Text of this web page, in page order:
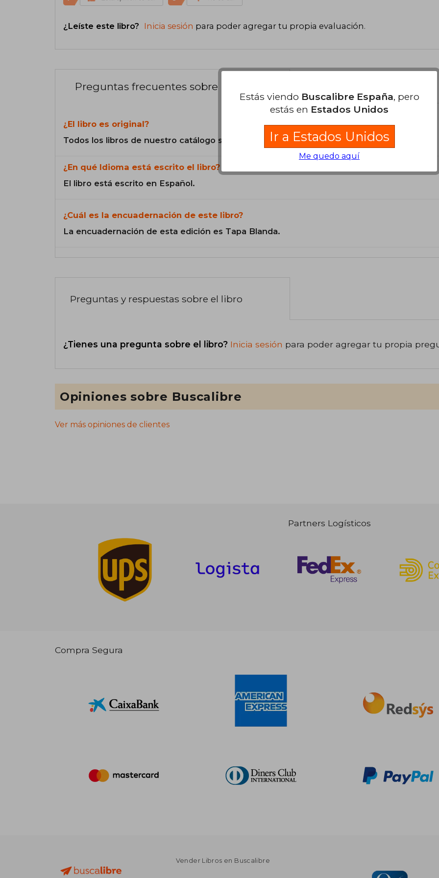
¿Leíste este libro? Inicia sesión para poder agregar tu propia evaluación.
Preguntas frecuentes sobre el libro
¿El libro es original?
Todos los libros de nuestro catálogo son Originales.
¿En qué Idioma está escrito el libro?
El libro está escrito en Español.
¿Cuál es la encuadernación de este libro?
La encuadernación de esta edición es Tapa Blanda.
Preguntas y respuestas sobre el libro
¿Tienes una pregunta sobre el libro? Inicia sesión para poder agregar tu propia
Opiniones sobre Buscalibre
Ver más opiniones de clientes
Partners Logísticos
Compra Segura
Vender Libros en Buscalibre
Estás viendo Buscalibre España, pero
estás en Estados Unidos
Ir a Estados Unidos
Me quedo aquí